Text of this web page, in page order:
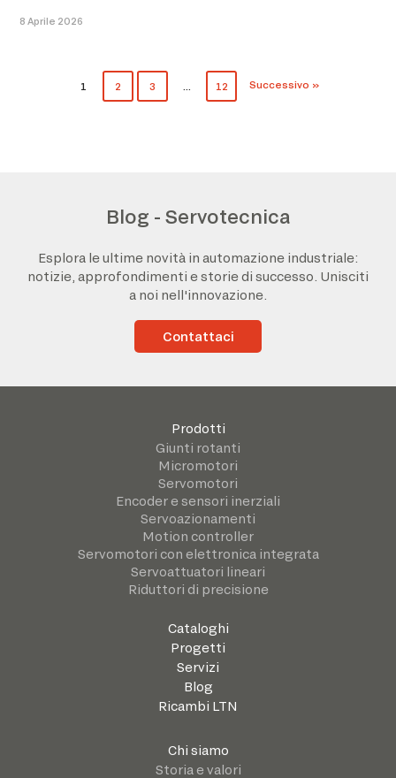
8 Aprile 2026
1 2 3 12 Successivo »
Blog - Servotecnica
Esplora le ultime novità in automazione industriale:
notizie, approfondimenti e storie di successo. Unisciti
a noi nell'innovazione.
Contattaci
Prodotti
Giunti rotanti
Micromotori
Servomotori
Encoder e sensori inerziali
Servoazionamenti
Motion controller
Servomotori con elettronica integrata
Servoattuatori lineari
Riduttori di precisione
Cataloghi
Progetti
Servizi
Blog
Ricambi LTN
Chi siamo
Storia e valori